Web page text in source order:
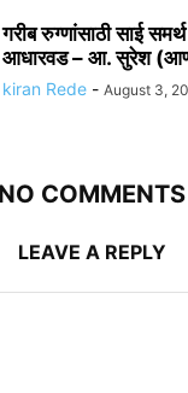
गरीब रुग्णांसाठी साई
आधारवड – आ. सुरेश
kiran Rede - August 3,
NO COMMENTS
LEAVE A REPLY